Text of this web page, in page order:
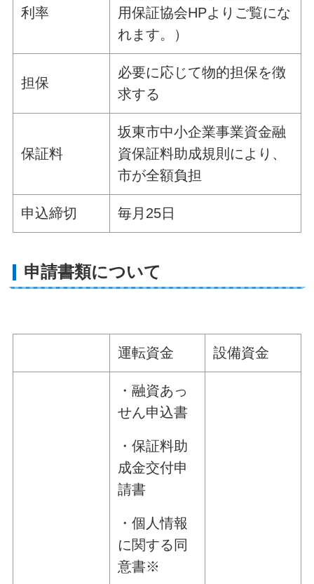
利率
用保証協会HPよりご覧にな
れます。）
担保
必要に応じて物的担保を徴
求する
保証料
坂東市中小企業事業資金融
資保証料助成規則により、
市が全額負担
申込締切 毎月25日
申請書類について
運転資金 設備資金
・融資あっ
せん申込書
・保証料助
成金交付申
請書
・個人情報
に関する同
意書※